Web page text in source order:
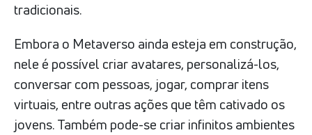
tradicionais.
Embora o Metaverso ainda esteja em construção,
nele é possível criar avatares, personalizá-los,
conversar com pessoas, jogar, comprar itens
virtuais, entre outras ações que têm cativado os
jovens. Também pode-se criar infinitos ambientes